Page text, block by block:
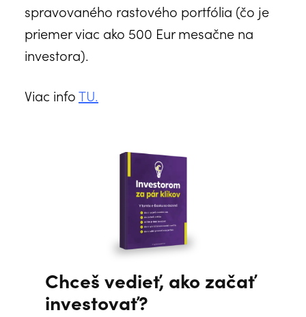
spravovaného rastového portfólia (čo je
priemer viac ako 500 Eur mesačne na
investora).
Viac infoTU.
Chceš vedieť, ako začať
investovať?